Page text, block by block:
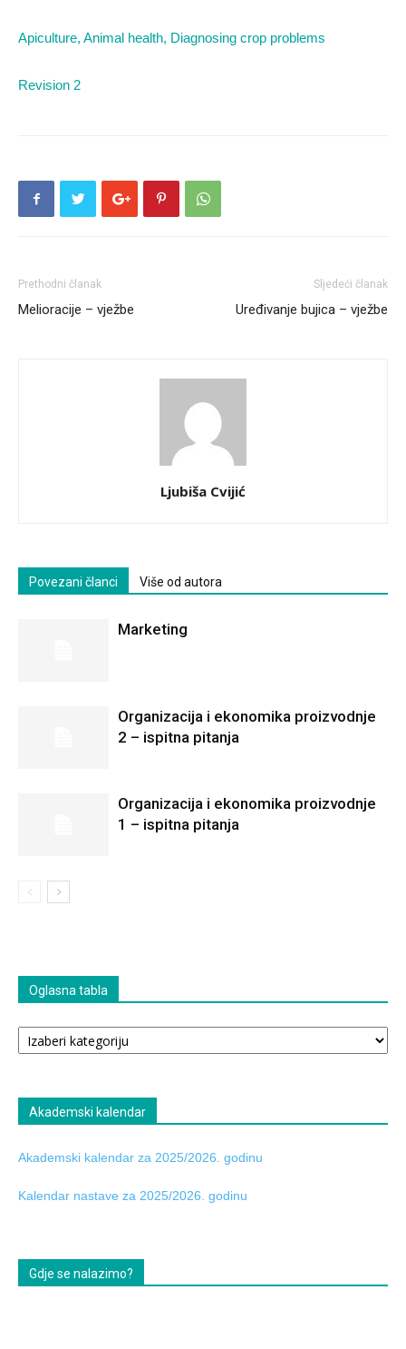
Apiculture, Animal health, Diagnosing crop problems
Revision 2
Prethodni članak
Melioracije – vježbe
Sljedeći članak
Uređivanje bujica – vježbe
Ljubiša Cvijić
Povezani članci Više od autora
Marketing
Organizacija i ekonomika proizvodnje
2 – ispitna pitanja
Organizacija i ekonomika proizvodnje
1 – ispitna pitanja
Oglasna tabla
Oglasna
tabla
Akademski kalendar
Akademski kalendar za 2025/2026. godinu
Kalendar nastave za 2025/2026. godinu
Gdje se nalazimo?